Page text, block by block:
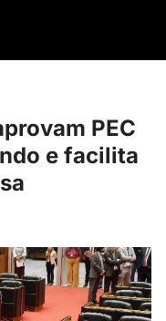
PEC
e facilita